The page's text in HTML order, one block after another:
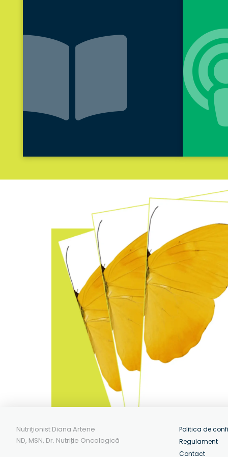
Nutriționist Diana Artene
ND, MSN, Dr. Nutriție Oncologică
Politica de
Regulament
Contact